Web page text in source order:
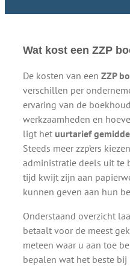
Wat kost een ZZP
De kosten van een ZZP
verschillen per
ervaring van de
werkzaamheden en
ligt het uurtarief
Steeds meer zzp’ers
administratie deels uit te
tijd kwijt zijn aan
kunnen geven aan hun
Onderstaand overzicht
betaalt voor de meest
meteen waar u aan toe
bepalen wat het beste